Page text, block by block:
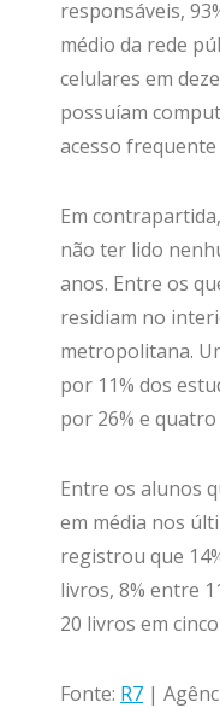
responsáveis,
médio da rede
celulares em
possuíam
acesso
Em
não ter lido
anos. Entre os
residiam no
metropolitana.
por 11% dos
por 26% e
Entre os alunos
em média nos
registrou que
livros, 8% entre
20 livros em
Fonte: R7 |